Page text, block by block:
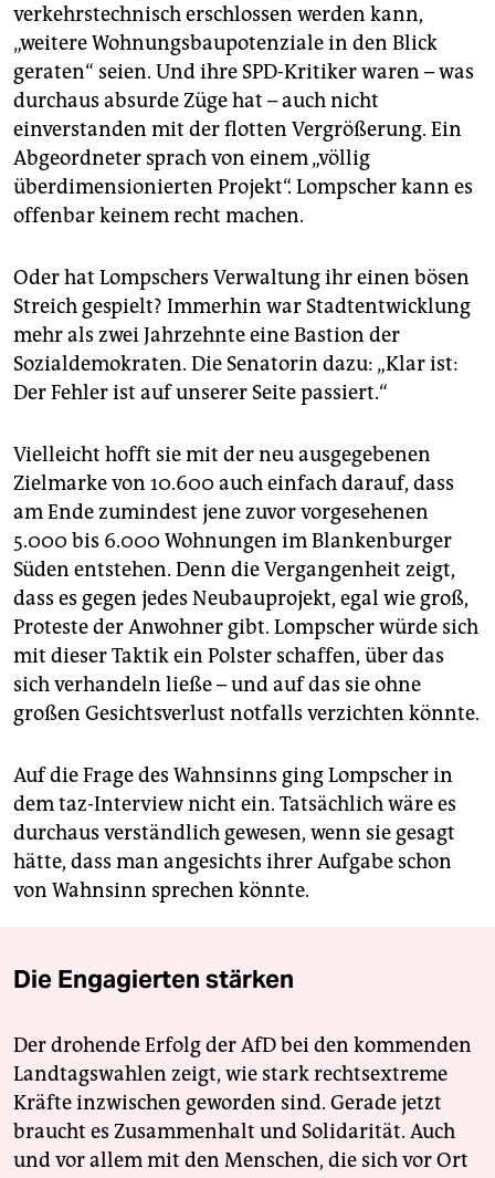
verkehrstechnisch erschlossen werden kann,
„weitere Wohnungsbaupotenziale in den Blick
geraten“ seien. Und ihre SPD-Kritiker waren – was
durchaus absurde Züge hat – auch nicht
einverstanden mit der flotten Vergrößerung. Ein
Abgeordneter sprach von einem „völlig
überdimensionierten Projekt“. Lompscher kann es
offenbar keinem recht machen.
Oder hat Lompschers Verwaltung ihr einen bösen
Streich gespielt? Immerhin war Stadtentwicklung
mehr als zwei Jahrzehnte eine Bastion der
Sozialdemokraten. Die Senatorin dazu: „Klar ist:
Der Fehler ist auf unserer Seite passiert.“
Vielleicht hofft sie mit der neu ausgegebenen
Zielmarke von 10.600 auch einfach darauf, dass
am Ende zumindest jene zuvor vorgesehenen
5.000 bis 6.000 Wohnungen im Blankenburger
Süden entstehen. Denn die Vergangenheit zeigt,
dass es gegen jedes Neubauprojekt, egal wie groß,
Proteste der Anwohner gibt. Lompscher würde sich
mit dieser Taktik ein Polster schaffen, über das
sich verhandeln ließe – und auf das sie ohne
großen Gesichtsverlust notfalls verzichten könnte.
Auf die Frage des Wahnsinns ging Lompscher in
dem taz-Interview nicht ein. Tatsächlich wäre es
durchaus verständlich gewesen, wenn sie gesagt
hätte, dass man angesichts ihrer Aufgabe schon
von Wahnsinn sprechen könnte.
Die Engagierten stärken
Der drohende Erfolg der AfD bei den kommenden
Landtagswahlen zeigt, wie stark rechtsextreme
Kräfte inzwischen geworden sind. Gerade jetzt
braucht es Zusammenhalt und Solidarität. Auch
und vor allem mit den Menschen, die sich vor Ort